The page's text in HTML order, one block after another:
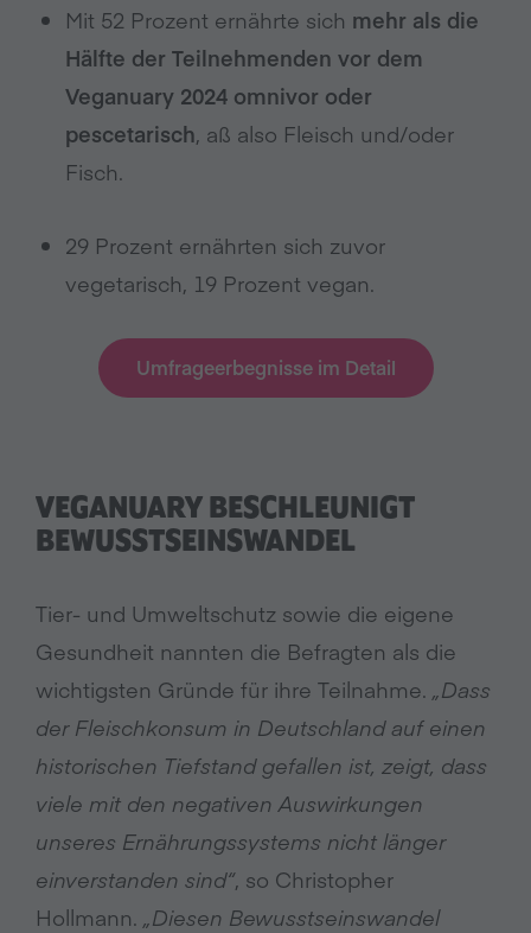
Mit 52 Prozent ernährte sich mehr als die
Hälfte der Teilnehmenden vor dem
Veganuary 2024 omnivor oder
pescetarisch, aß also Fleisch und/oder
Fisch.
29 Prozent ernährten sich zuvor
vegetarisch, 19 Prozent vegan.
Umfrageerbegnisse im Detail
VEGANUARY BESCHLEUNIGT
BEWUSSTSEINSWANDEL
Tier- und Umweltschutz sowie die eigene
Gesundheit nannten die Befragten als die
wichtigsten Gründe für ihre Teilnahme. „Dass
der Fleischkonsum in Deutschland auf einen
historischen Tiefstand gefallen ist, zeigt, dass
viele mit den negativen Auswirkungen
unseres Ernährungssystems nicht länger
einverstanden sind“, so Christopher
Hollmann. „Diesen Bewusstseinswandel